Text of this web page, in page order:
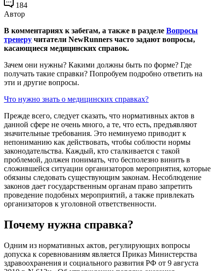
184
Автор
В комментариях к забегам, а также в разделе Вопросы
тренеру читатели NewRunners часто задают вопросы,
касающиеся медицинских справок.
Зачем они нужны? Какими должны быть по форме? Где
получать такие справки? Попробуем подробно ответить на
эти и другие вопросы.
Что нужно знать о медицинских справках?
Прежде всего, следует сказать, что нормативных актов в
данной сфере не очень много, а те, что есть, предъявляют
значительные требования. Это неминуемо приводит к
непониманию как действовать, чтобы соблюсти нормы
законодательства. Каждый, кто сталкивается с такой
проблемой, должен понимать, что бесполезно винить в
сложившейся ситуации организаторов мероприятия, которые
обязаны следовать существующим законам. Несоблюдение
законов дает государственным органам право запретить
проведение подобных мероприятий, а также привлекать
организаторов к уголовной ответственности.
Почему нужна справка?
Одним из нормативных актов, регулирующих вопросы
допуска к соревнованиям является Приказ Министерства
здравоохранения и социального развития РФ от 9 августа